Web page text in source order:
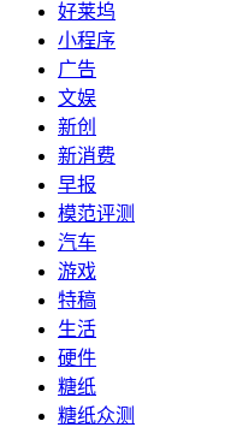
好莱坞
小程序
广告
文娱
新创
新消费
早报
模范评测
汽车
游戏
特稿
生活
硬件
糖纸
糖纸众测